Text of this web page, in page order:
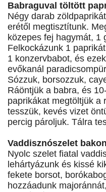
Babraguval töltött
Négy darab
erétől megtisztítunk.
közepes fej hagymát, 1
Felkockázunk 1
1 konzervbabot, és
evőkanál
Sózzuk, borsozzuk,
Ráöntjük a babra, és
paprikákat megtöltjük a
tesszük, kevés vizet
percig pároljuk. Tálra
Vaddisznószelet
Nyolc szelet fiatal
lehártyázunk és kissé
fekete borsot,
hozzáadunk